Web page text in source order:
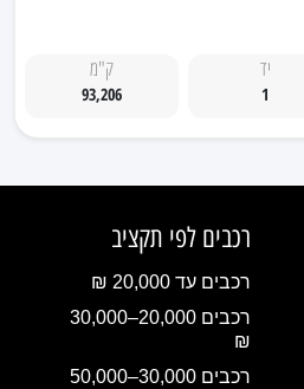
יד
1
ק"מ
93,206
רכבים לפי תקציב
רכבים עד 20,000 ₪
רכבים 20,000–30,000
₪
רכבים 30,000–50,000